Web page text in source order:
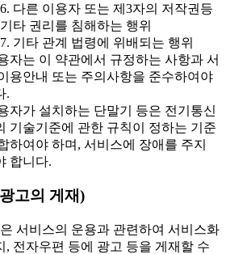
6. 다른 이용자 또는 제3자의 저작권등
기타 권리를 침해하는 행위
7. 기타 관계 법령에 위배되는 행위
자는 이 약관에서 규정하는 사항과 서
용안내 또는 주의사항을 준수하여야
.
자가 설치하는 단말기 등은 전기통신
기술기준에 관한 규칙이 정하는 기준
하여야 하며, 서비스에 장애를 주지
합니다.
고의 게재)
서비스의 운용과 관련하여 서비스화
, 전자우편 등에 광고 등을 게재할 수